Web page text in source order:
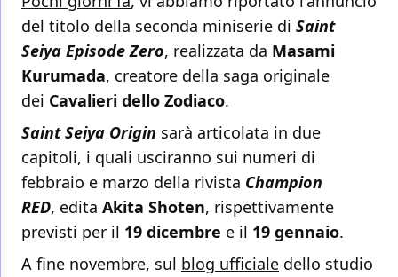
del titolo della seconda miniserie di Saint
Seiya Episode Zero, realizzata da Masami
Kurumada, creatore della saga originale
dei Cavalieri dello Zodiaco.
Saint Seiya Origin sarà articolata in due
capitoli, i quali usciranno sui numeri di
febbraio e marzo della rivista Champion
RED, edita Akita Shoten, rispettivamente
previsti per il 19 dicembre e il 19 gennaio.
A fine novembre, sul blog ufficiale dello studio